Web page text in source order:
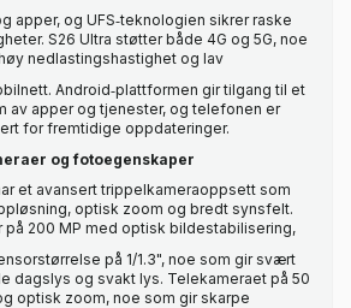
apper, og UFS‑teknologien sikrer raske
S26 Ultra støtter både 4G og 5G, noe
nedlastingshastighet og lav
Android‑plattformen gir tilgang til et
av apper og tjenester, og telefonen er
for fremtidige oppdateringer.
og fotoegenskaper
et avansert trippelkameraoppsett som
optisk zoom og bredt synsfelt.
på 200 MP med optisk bildestabilisering,
på 1/1.3", noe som gir svært
dagslys og svakt lys. Telekameraet på 50
optisk zoom, noe som gir skarpe